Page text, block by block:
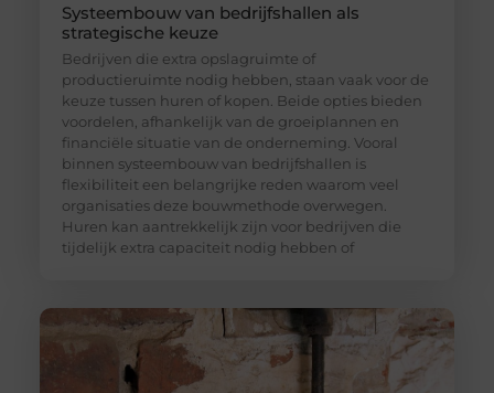
Systeembouw van bedrijfshallen als
strategische keuze
Bedrijven die extra opslagruimte of
productieruimte nodig hebben, staan vaak voor de
keuze tussen huren of kopen. Beide opties bieden
voordelen, afhankelijk van de groeiplannen en
financiële situatie van de onderneming. Vooral
binnen systeembouw van bedrijfshallen is
flexibiliteit een belangrijke reden waarom veel
organisaties deze bouwmethode overwegen.
Huren kan aantrekkelijk zijn voor bedrijven die
tijdelijk extra capaciteit nodig hebben of